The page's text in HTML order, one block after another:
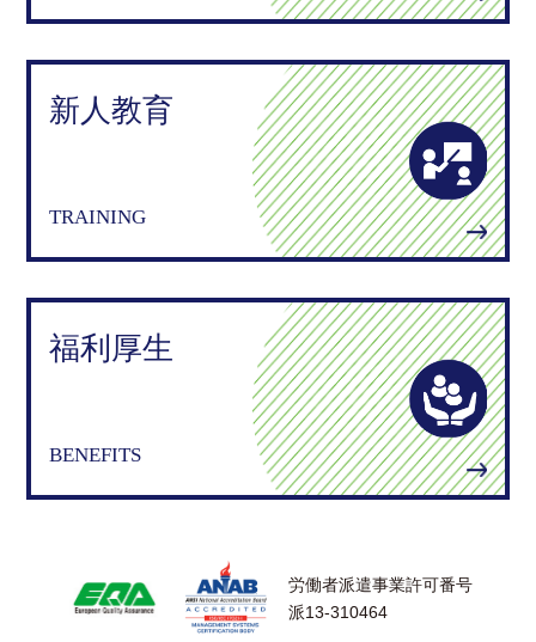
新人教育
TRAINING
福利厚生
BENEFITS
労働者派遣事業許可番号
派13-310464